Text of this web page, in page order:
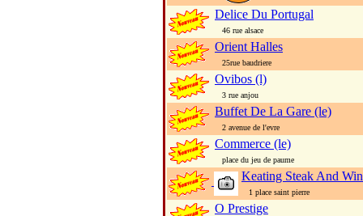
Delice Du Portugal
46 rue alsace
Orient Halles
25rue baudriere
Ovibos (l)
3 rue anjou
Buffet De La Gare (le)
2 avenue de l'evre
Commerce (le)
place du jeu de paume
Keating Steak And
1 place saint pierre
O Prestige